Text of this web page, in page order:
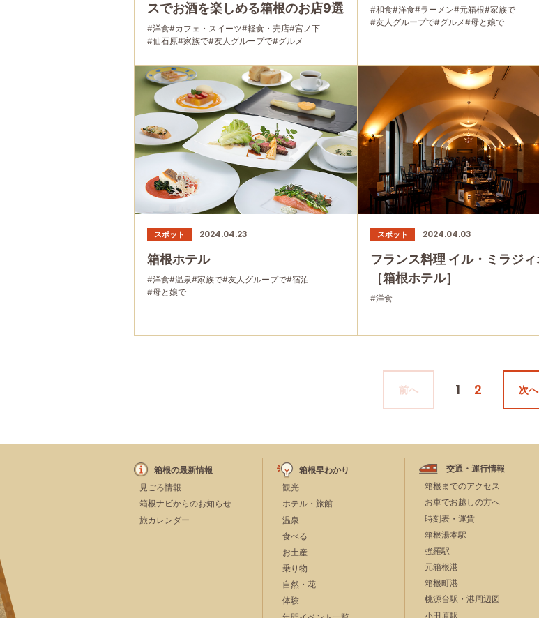
スでお酒を楽しめる箱根のお店9選
#洋食#カフェ・スイーツ#軽食・売店#宮ノ下
#仙石原#家族で#友人グループで#グルメ
#和食#洋食#ラーメン#元箱根#家族で
#友人グループで#グルメ#母と娘で
スポット 2024.04.23
箱根ホテル
#洋食#温泉#家族で#友人グループで#宿泊
#母と娘で
スポット 2024.04.03
フランス料理 イル・ミラジィ
［箱根ホテル］
#洋食
前へ 1 2 次へ
箱根の最新情報
見ごろ情報
箱根ナビからのお知らせ
旅カレンダー
箱根早わかり
観光
ホテル・旅館
温泉
食べる
お土産
乗り物
自然・花
体験
交通・運行情報
箱根までのアクセス
お車でお越しの方へ
時刻表・運賃
箱根湯本駅
強羅駅
元箱根港
箱根町港
桃源台駅・港周辺図
小田原駅